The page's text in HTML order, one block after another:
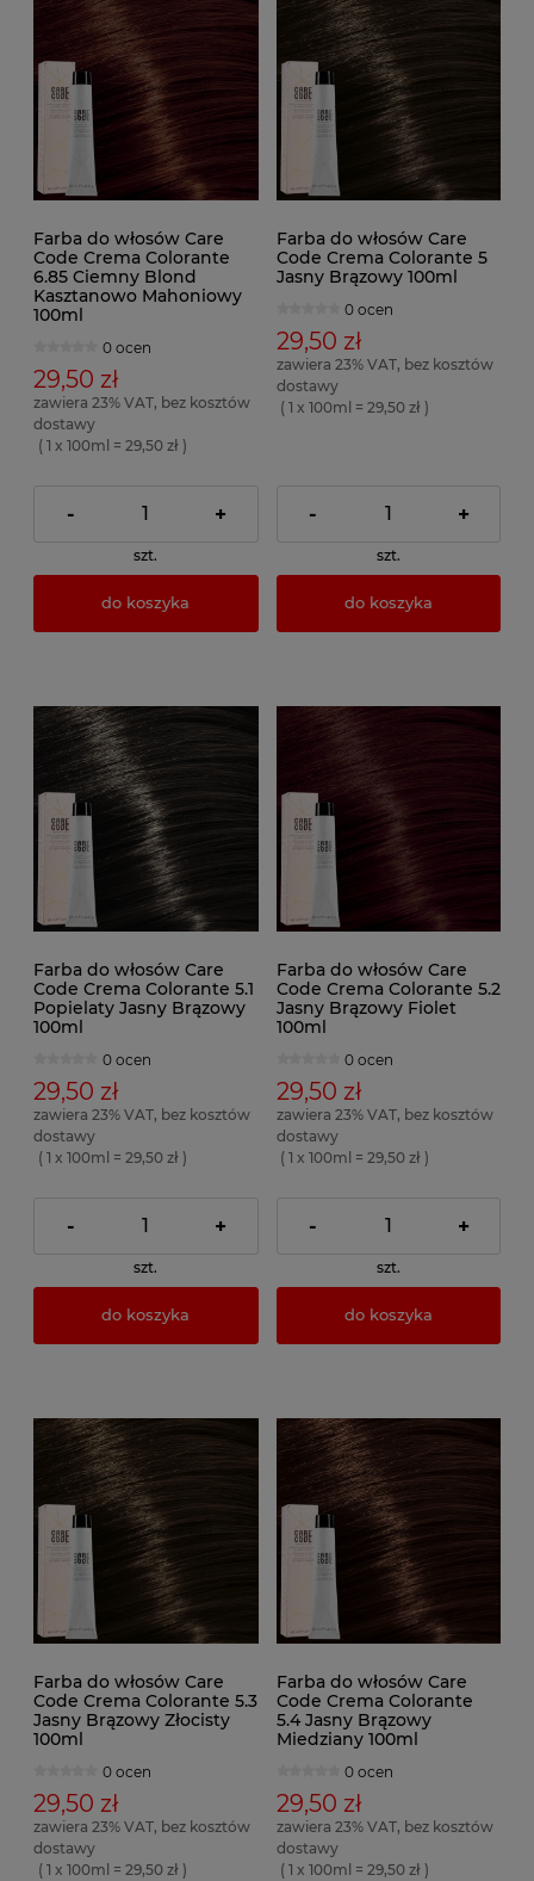
Farba do włosów Care
Code Crema Colorante
6.85 Ciemny Blond
Kasztanowo Mahoniowy
100ml
0 ocen
29,50 zł
zawiera 23% VAT, bez kosztów
dostawy
( 1 x 100ml = 29,50 zł )
- +
szt.
do koszyka
Farba do włosów Care
Code Crema Colorante 5
Jasny Brązowy 100ml
0 ocen
29,50 zł
zawiera 23% VAT, bez kosztów
dostawy
( 1 x 100ml = 29,50 zł )
- +
szt.
do koszyka
Farba do włosów Care
Code Crema Colorante 5.1
Popielaty Jasny Brązowy
100ml
0 ocen
29,50 zł
zawiera 23% VAT, bez kosztów
dostawy
( 1 x 100ml = 29,50 zł )
- +
szt.
do koszyka
Farba do włosów Care
Code Crema Colorante 5.2
Jasny Brązowy Fiolet
100ml
0 ocen
29,50 zł
zawiera 23% VAT, bez kosztów
dostawy
( 1 x 100ml = 29,50 zł )
- +
szt.
do koszyka
Farba do włosów Care
Code Crema Colorante 5.3
Jasny Brązowy Złocisty
100ml
0 ocen
29,50 zł
zawiera 23% VAT, bez kosztów
dostawy
( 1 x 100ml = 29,50 zł )
Farba do włosów Care
Code Crema Colorante
5.4 Jasny Brązowy
Miedziany 100ml
0 ocen
29,50 zł
zawiera 23% VAT, bez kosztów
dostawy
( 1 x 100ml = 29,50 zł )